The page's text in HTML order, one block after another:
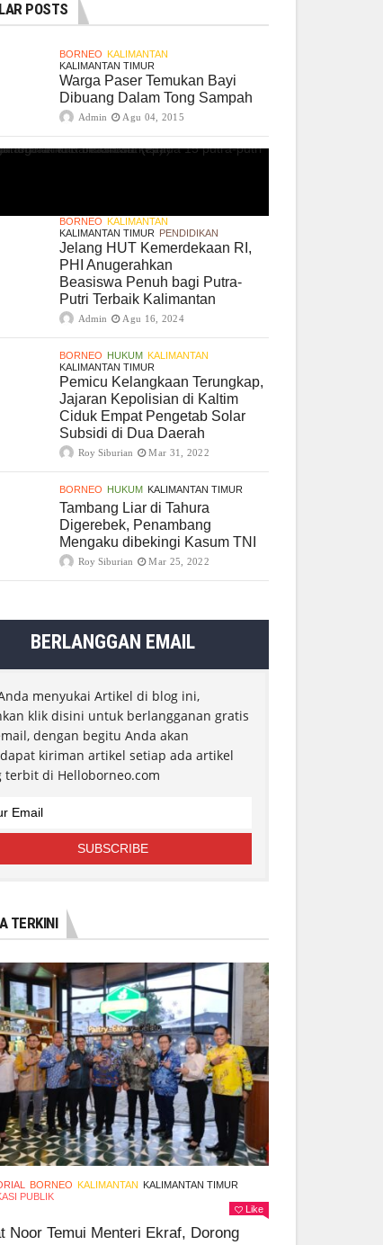
POSTS
BORNEO KALIMANTAN
KALIMANTAN TIMUR
Warga Paser Temukan Bayi
Dibuang Dalam Tong Sampah
Admin Agu 04, 2015
BORNEO KALIMANTAN
KALIMANTAN TIMUR PENDIDIKAN
Jelang HUT Kemerdekaan RI,
PHI Anugerahkan
Beasiswa Penuh bagi Putra-
Putri Terbaik Kalimantan
Admin Agu 16, 2024
BORNEO HUKUM KALIMANTAN
KALIMANTAN TIMUR
Pemicu Kelangkaan Terungkap,
Jajaran Kepolisian di Kaltim
Ciduk Empat Pengetab Solar
Subsidi di Dua Daerah
Roy Siburian Mar 31, 2022
BORNEO HUKUM KALIMANTAN TIMUR
Tambang Liar di Tahura
Digerebek, Penambang
Mengaku dibekingi Kasum TNI
Roy Siburian Mar 25, 2022
BERLANGGAN EMAIL
menyukai Artikel di blog ini,
klik disini untuk berlangganan gratis
dengan begitu Anda akan
kiriman artikel setiap ada artikel
terbit di Helloborneo.com
TERKINI
BORNEO KALIMANTAN KALIMANTAN TIMUR
PUBLIK
Like
Noor Temui Menteri Ekraf, Dorong